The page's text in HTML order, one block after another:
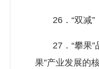
26．“双减”
27．“攀果”品
果”产业发展的